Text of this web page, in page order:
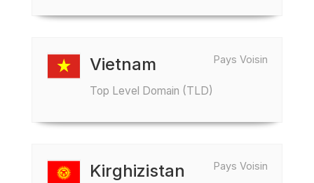
Pays Voisin
Vietnam
Top Level Domain (TLD)
Pays Voisin
Kirghizistan